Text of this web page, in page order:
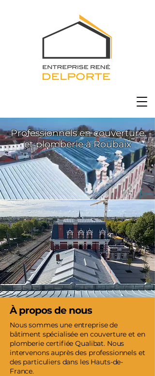
Professionnels en couverture
et plomberie à Roubaix
À propos de nous
Nous sommes une entreprise de
bâtiment spécialisée en couverture et en
plomberie certifiée Qualibat. Nous
intervenons auprès des professionnels et
des particuliers dans les Hauts-de-
France.